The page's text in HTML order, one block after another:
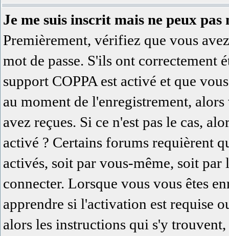
Je me suis inscrit mais ne peux pas
Premièrement, vérifiez que vous
mot de passe. S'ils ont correctement
support COPPA est activé et que
au moment de l'enregistrement,
avez reçues. Si ce n'est pas le cas,
activé ? Certains forums requièrent
activés, soit par vous-même, soit
connecter. Lorsque vous vous êtes
apprendre si l'activation est requise
alors les instructions qui s'y